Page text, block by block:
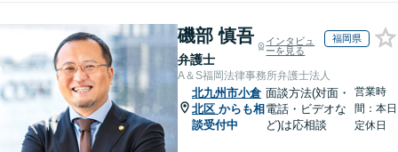
磯部 慎吾
弁護士
インタビュ
ーを見る
福岡県
A＆S福岡法律事務所弁護士法人
北九州市小倉
北区 からも相
談受付中
面談方法(対面・
電話・ビデオな
ど)は応相談
営業時
間：本日
定休日